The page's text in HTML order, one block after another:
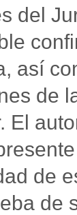
del
así
de
El
de
de